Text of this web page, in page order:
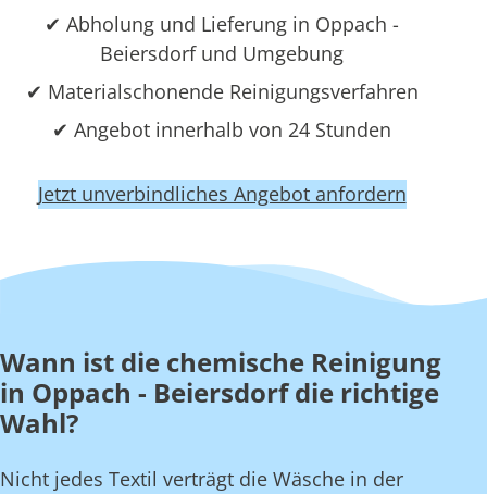
✔ Abholung und Lieferung in Oppach -
Beiersdorf und Umgebung
✔ Materialschonende Reinigungsverfahren
✔ Angebot innerhalb von 24 Stunden
Jetzt unverbindliches Angebot anfordern
Wann ist die chemische Reinigung
in Oppach - Beiersdorf die richtige
Wahl?
Nicht jedes Textil verträgt die Wäsche in der